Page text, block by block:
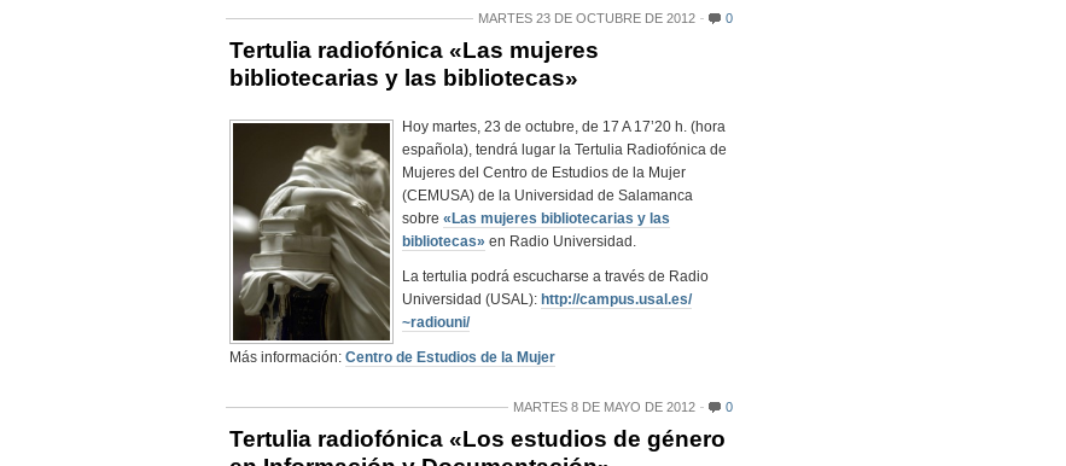
MARTES 23 DE OCTUBRE DE 2012 0
Tertulia radiofónica «Las mujeres
bibliotecarias y las bibliotecas»
Hoy martes, 23 de octubre, de 17 A 17’20 h. (hora
española), tendrá lugar la Tertulia Radiofónica de
Mujeres del Centro de Estudios de la Mujer
(CEMUSA) de la Universidad de Salamanca
sobre «Las mujeres bibliotecarias y las
bibliotecas» en Radio Universidad.
La tertulia podrá escucharse a través de Radio
Universidad (USAL): http://campus.usal.es/
~radiouni/
Más información: Centro de Estudios de la Mujer
MARTES 8 DE MAYO DE 2012 0
Tertulia radiofónica «Los estudios de género